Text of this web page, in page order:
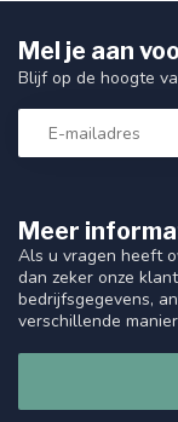
Meer
Als u vragen heeft
dan zeker onze
bedrijfsgegevens,
verschillende
Mel je aan
Blijf op de hoogte